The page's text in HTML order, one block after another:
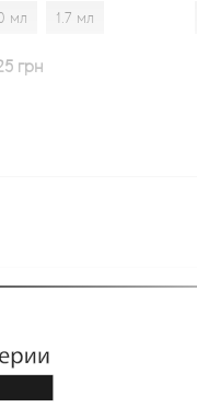
20 мл